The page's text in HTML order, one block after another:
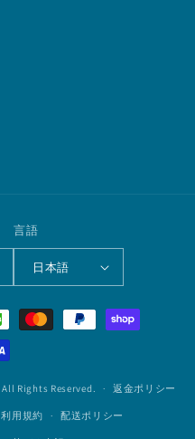
言語
日本語
All Rights Reserved. 返金ポリシー
利用規約 配送ポリシー